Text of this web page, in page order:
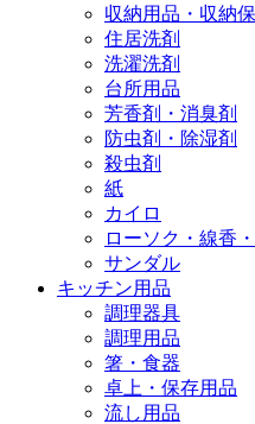
収納用品・収納
住居洗剤
洗濯洗剤
台所用品
芳香剤・消臭剤
防虫剤・除湿剤
殺虫剤
紙
カイロ
ローソク・線香
サンダル
キッチン用品
調理器具
調理用品
箸・食器
卓上・保存用品
流し用品